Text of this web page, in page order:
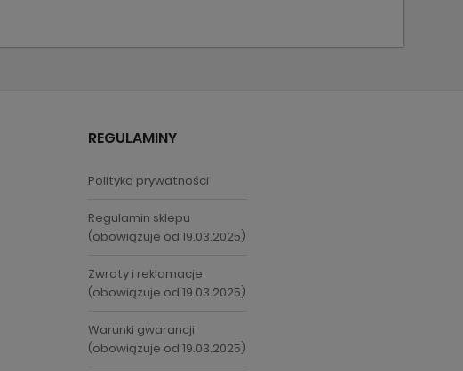
REGULAMINY
Polityka prywatności
Regulamin sklepu
(obowiązuje od 19.03.2025)
Zwroty i reklamacje
(obowiązuje od 19.03.2025)
Warunki gwarancji
(obowiązuje od 19.03.2025)